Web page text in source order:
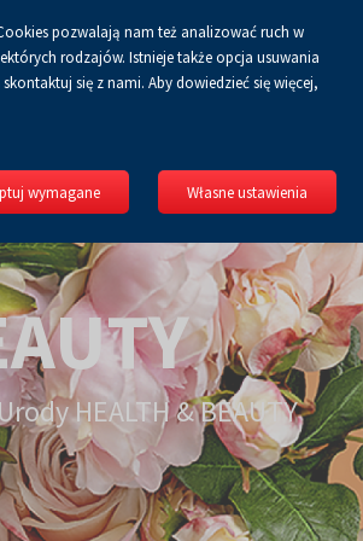
złKoszyk PL
HEALTH & BEAUTY
pozwalają nam też analizować ruch w
rodzajów. Istnieje także opcja usuwania
się z nami. Aby dowiedzieć się więcej,
wymagane Własne ustawienia